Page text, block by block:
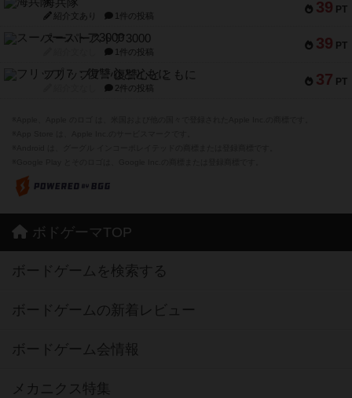
39 PT
海兵隊
紹介文あり 1件の投稿
39 PT
スーパーストア3000
1件の投稿
37 PT
フリップ７：復讐心とともに
2件の投稿
ボドゲーマTOP
ボードゲームを検索する
ボードゲームの新着レビュー
ボードゲーム会情報
メカニクス特集